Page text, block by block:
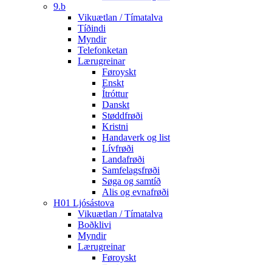
9.b
Vikuætlan / Tímatalva
Tíðindi
Myndir
Telefonketan
Lærugreinar
Føroyskt
Enskt
Ítróttur
Danskt
Støddfrøði
Kristni
Handaverk og list
Lívfrøði
Landafrøði
Samfelagsfrøði
Søga og samtíð
Alis og evnafrøði
H01 Ljósástova
Vikuætlan / Tímatalva
Boðklivi
Myndir
Lærugreinar
Føroyskt